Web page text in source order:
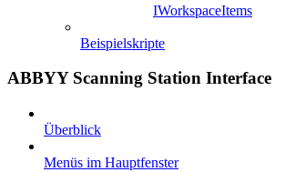
IWorkspaceItems
Beispielskripte
ABBYY Scanning Station Interface
Überblick
Menüs im Hauptfenster